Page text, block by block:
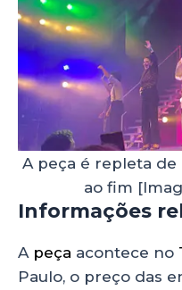
A peça é repleta de
ao fim
Informações
A peça acontece no
Paulo, o preço das